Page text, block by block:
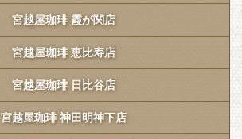
宮越屋珈琲 霞が関店
宮越屋珈琲 恵比寿店
宮越屋珈琲 日比谷店
宮越屋珈琲 神田明神下店